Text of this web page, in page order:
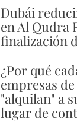
Dubái
en Al Qudra
finalización
¿Por qué
empresas
"alquilan" a
lugar de